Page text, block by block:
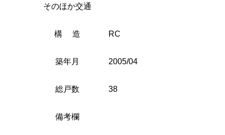
そのほか交通
構 造 RC
築年月 2005/04
総戸数 38
備考欄